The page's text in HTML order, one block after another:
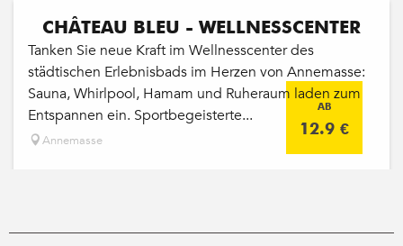
AB
12.9 €
CHÂTEAU BLEU - WELLNESSCENTER
Tanken Sie neue Kraft im Wellnesscenter des
städtischen Erlebnisbads im Herzen von Annemasse:
Sauna, Whirlpool, Hamam und Ruheraum laden zum
Entspannen ein. Sportbegeisterte...
Annemasse